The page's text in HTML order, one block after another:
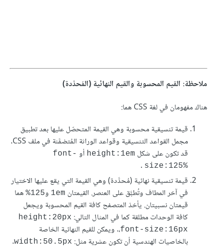
ملاحظة: القيم المحسوبة والقيم النهائية (المُحدَّدة)
هناك مفهومان في لغة CSS هما:
قيمة تنسيقية محسوبة وهي القيمة المتحصّل عليها بعد تطبيق
مجمل القواعد التنسيقية وقواعد الوراثة المُتضمَّنة في ملف CSS.
قد تكون على شكل height:1em أو font-
size:125%
.
قيمة تنسيقية نهائية (مُحدَّدة) وهي القيمة التي يقع عليها الاختيار
في آخر المطاف وتُطبَّق على العنصر. القيمتان 1em و125%
هما
قيمتان نسبيتان. يأخذ المتصفح كافة القيم المحسوبة ويجعل
كافة الوحدات مطلقة كما في المثال التالي: height:20px
،font-size:16px . ويمكن للقيم النهائية الخاصة
بالخاصيات الهندسية أن تكون عشرية مثل: width:50.5px
.